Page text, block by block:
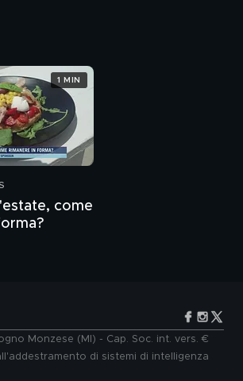
come
1 MIN
Monzese (MI) - Cap. Soc. int. vers. €
di sistemi di intelligenza